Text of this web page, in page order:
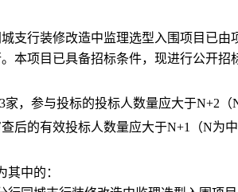
支行装修改造中监理选型入围项目已由
本项目已具备招标条件，现进行公开招
，参与投标的投标人数量应大于N+2
后的有效投标人数量应大于N+1（N为
中的：